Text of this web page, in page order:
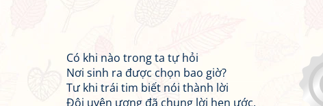
Có khi nào trong ta tự hỏi
Nơi sinh ra được chọn bao giờ?
Tư khi trái tim biết nói thành lời
Đôi uyên ương đã chung lời hẹn ước.